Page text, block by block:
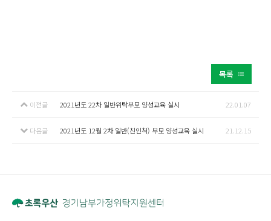
목록
이전글 2021년도 22차 일반위탁부모 양성교육 실시 22.01.07
다음글 2021년도 12월 2차 일반(친인척) 부모 양성교육 실시 21.12.15